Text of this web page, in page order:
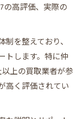
案事例を紹介
種類一覧
フォーム活用
の高評価、実際の
を整えており、
トします。特に仲
上の買取業者が参
高く評価されてい